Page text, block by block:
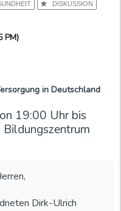
n
DISKUSSION
PM)
in Deutschland
19:00 Uhr bis
Dirk-Ulrich